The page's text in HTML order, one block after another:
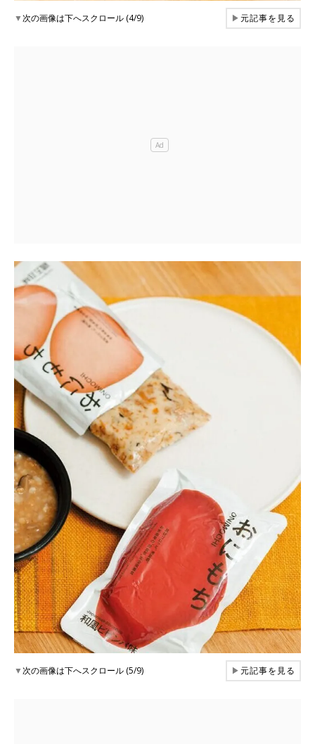
▼次の画像は下へスクロール (4/9) ▶元記事を見る
▼次の画像は下へスクロール (5/9) ▶元記事を見る